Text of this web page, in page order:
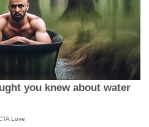
you knew about water
Love